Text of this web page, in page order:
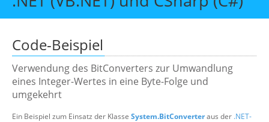
Wissen
Suche
Code-Beispiel
Verwendung des BitConverters zur Umwandlung
eines Integer-Wertes in eine Byte-Folge und
umgekehrt
Ein Beispiel zum Einsatz der Klasse System.BitConverteraus der .NET-